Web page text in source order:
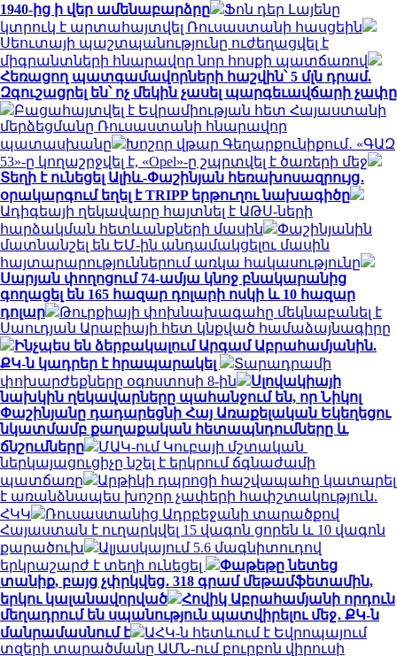
1940-ից ի վեր ամենաբարձրը
Ֆոն դեր Լայենը
կտրուկ է արտահայտվել Ռուսաստանի հասցեին
Սեուտայի ​​պաշտպանությունը ուժեղացվել է
միգրանտների հնարավոր նոր հոսքի պատճառով
Հեռացող պատգամավորների հաշվին՝ 5 մլն դրամ.
Զգուշացրել են՝ ոչ մեկին չասել պարգեւավճարի չափը
Բացահայտվել է Եվրամիության հետ Հայաստանի
մերձեցմանը Ռուսաստանի հնարավոր
պատասխանը
Խոշոր վթար Գեղարքունիքում․ «ԳԱԶ
53»-ը կողաշրջվել է, «Opel»-ը շպրտվել է ծառերի մեջ
Տեղի է ունեցել Ալիև-Փաշինյան հեռախոսազրույց․
օրակարգում եղել է TRIPP երթուղու նախագիծը
Ադիգեայի ղեկավարը հայտնել է ԱԹՍ-ների
հարձակման հետևանքների մասին
Փաշինյանին
մատնանշել են ԵՄ-ին անդամակցելու մասին
հայտարարություններում առկա հակասությունը
Սարյան փողոցում 74-ամյա կնոջ բնակարանից
գողացել են 165 հազար դոլարի ոսկի և 10 հազար
դոլար
Թուրքիայի փոխնախագահը մեկնաբանել է
Սաուդյան Արաբիայի հետ կնքված համաձայնագիրը
Ինչպես են ձերբակալում Արգամ Աբրահամյանին.
ՔԿ-ն կադրեր է հրապարակել
Տարադրամի
փոխարժեքները օգոստոսի 8-ին
Սլովակիայի
նախկին ղեկավարները պահանջում են, որ Նիկոլ
Փաշինյանը դադարեցնի Հայ Առաքելական Եկեղեցու
նկատմամբ քաղաքական հետապնդումները և
ճնշումները
ՄԱԿ-ում Կուբայի մշտական ​​
ներկայացուցիչը նշել է երկրում ճգնաժամի
պատճառը
Արթիկի դպրոցի հաշվապահը կատարել
է առանձնապես խոշոր չափերի հափշտակություն.
ՀԿԿ
Ռուսաստանից Ադրբեջանի տարածքով
Հայաստան է ուղարկվել 15 վագոն ցորեն և 10 վագոն
քարածուխ
Ալյասկայում 5.6 մագնիտուդով
երկրաշարժ է տեղի ունեցել
Փաթեթը նետեց
տանիք, բայց չփրկվեց․ 318 գրամ մեթամֆետամին,
երկու կալանավորված
Հովիկ Աբրահամյանի որդուն
մեղադրում են սպանություն պատվիրելու մեջ․ ՔԿ-ն
մանրամասնում է
ԱՀԿ-ն հետևում է Եվրոպայում
տզերի տարածմանը ԱՄՆ-ում բուրբոն վիրուսի